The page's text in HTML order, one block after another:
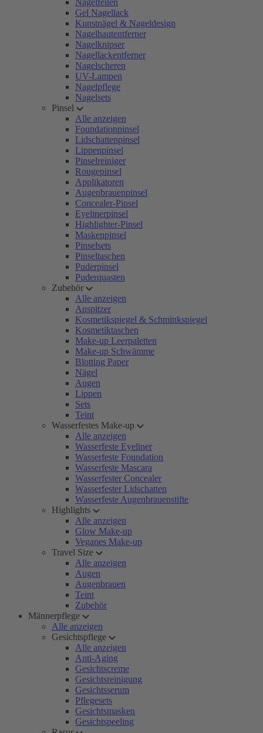
Nagelfeilen
Gel Nagellack
Kunstnägel & Nageldesign
Nagelhautentferner
Nagelknipser
Nagellackentferner
Nagelscheren
UV-Lampen
Nagelpflege
Nagelsets
Pinsel
Alle anzeigen
Foundationpinsel
Lidschattenpinsel
Lippenpinsel
Pinselreiniger
Rougepinsel
Applikatoren
Augenbrauenpinsel
Concealer-Pinsel
Eyelinerpinsel
Highlighter-Pinsel
Maskenpinsel
Pinselsets
Pinseltaschen
Puderpinsel
Puderquasten
Zubehör
Alle anzeigen
Anspitzer
Kosmetikspiegel & Schminkspiegel
Kosmetiktaschen
Make-up Leerpaletten
Make-up Schwämme
Blotting Paper
Nägel
Augen
Lippen
Sets
Teint
Wasserfestes Make-up
Alle anzeigen
Wasserfeste Eyeliner
Wasserfeste Foundation
Wasserfeste Mascara
Wasserfester Concealer
Wasserfester Lidschatten
Wasserfeste Augenbrauenstifte
Highlights
Alle anzeigen
Glow Make-up
Veganes Make-up
Travel Size
Alle anzeigen
Augen
Augenbrauen
Teint
Zubehör
Männerpflege
Alle anzeigen
Gesichtspflege
Alle anzeigen
Anti-Aging
Gesichtscreme
Gesichtsreinigung
Gesichtsserum
Pflegesets
Gesichtsmasken
Gesichtspeeling